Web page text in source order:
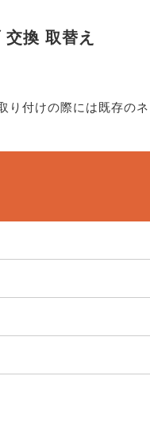
換 取替え
付けの際には既存の